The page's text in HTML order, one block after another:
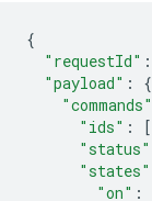
{
"requestId" :
"payload" :
{
"commands"
"ids" : [
"status"
"states"
"on" :